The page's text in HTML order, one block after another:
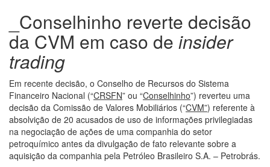
_Conselhinho reverte decisão
da CVM em caso de insider
trading
Em recente decisão, o Conselho de Recursos do Sistema
Financeiro Nacional (“CRSFN” ou “Conselhinho”) reverteu uma
decisão da Comissão de Valores Mobiliários (“CVM”) referente à
absolvição de 20 acusados de uso de informações privilegiadas
na negociação de ações de uma companhia do setor
petroquímico antes da divulgação de fato relevante sobre a
aquisição da companhia pela Petróleo Brasileiro S.A. – Petrobrás.